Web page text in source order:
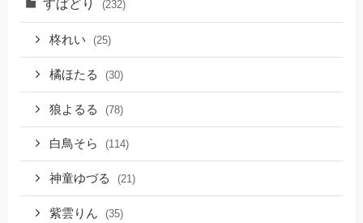
すぱどり (232)
柊れい (25)
橘ほたる (30)
狼よるる (78)
白鳥そら (114)
神童ゆづる (21)
紫雲りん (35)